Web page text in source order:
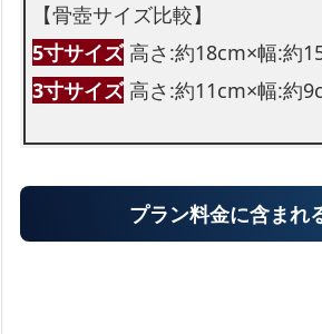
遺影写真
四つ切りサイズ
会館使用料
葬儀の会館使用
【骨壺サイズ比較】
5寸サイズ 高さ:約18cm×幅:約
3寸サイズ 高さ:約11cm×幅:約
プラン料金に含まれ